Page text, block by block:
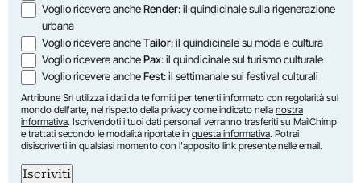
Voglio ricevere ancheRender: il quindicinale sulla rigenerazione
urbana
Voglio ricevere ancheTailor: il quindicinale su moda e cultura
Voglio ricevere anchePax: il quindicinale sul turismo culturale
Voglio ricevere ancheFest: il settimanale sui festival culturali
Artribune Srl utilizza i dati da te forniti per tenerti informato con regolarità sul
mondo dell'arte, nel rispetto della privacy come indicato nella nostra
informativa. Iscrivendoti i tuoi dati personali verranno trasferiti su MailChimp
e trattati secondo le modalità riportate in questa informativa. Potrai
disiscriverti in qualsiasi momento con l'apposito link presente nelle email.
Iscriviti